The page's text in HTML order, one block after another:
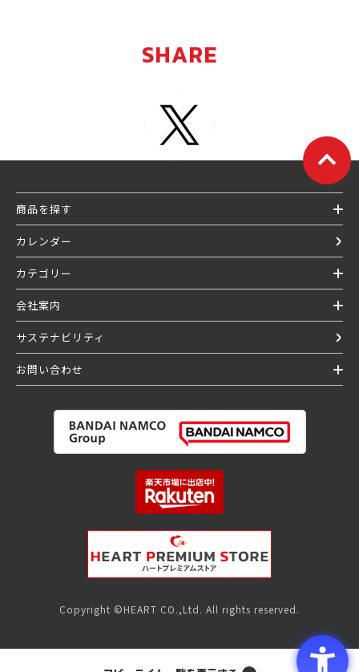
SHARE
商品を探す
カレンダー
カテゴリー
会社案内
サステナビリティ
お問い合わせ
Copyright ©HEART CO.,Ltd. All rights reserved.